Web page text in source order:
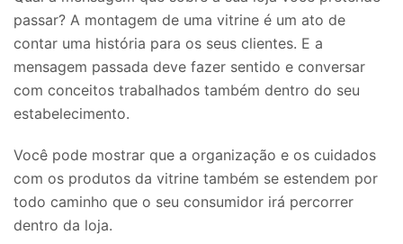
passar? A montagem de uma vitrine é um ato de
contar uma história para os seus clientes. E a
mensagem passada deve fazer sentido e conversar
com conceitos trabalhados também dentro do seu
estabelecimento.
Você pode mostrar que a organização e os cuidados
com os produtos da vitrine também se estendem por
todo caminho que o seu consumidor irá percorrer
dentro da loja.